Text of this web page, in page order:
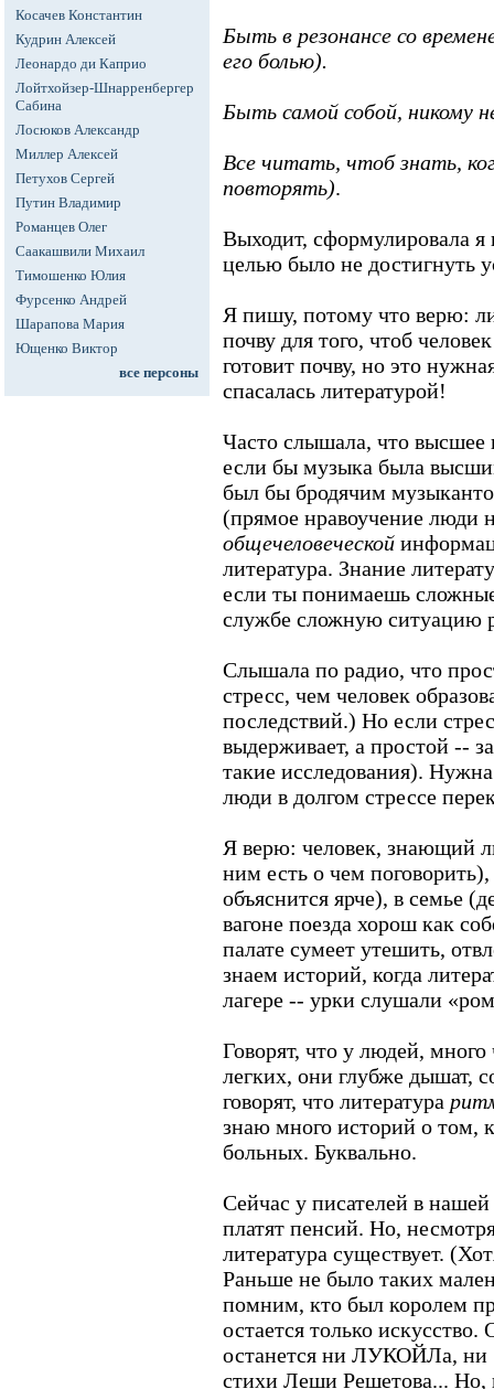
Косачев Константин
Кудрин Алексей
Леонардо ди Каприо
Лойтхойзер-Шнарренбергер
Сабина
Лосюков Александр
Миллер Алексей
Петухов Сергей
Путин Владимир
Романцев Олег
Саакашвили Михаил
Тимошенко Юлия
Фурсенко Андрей
Шарапова Мария
Ющенко Виктор
все персоны
Быть в резонансе со
его болью).
Быть самой собой, никому
Все читать, чтоб знать,
повторять).
Выходит, сформулировала я
целью было не достигнуть
Я пишу, потому что верю:
почву для того, чтоб
готовит почву, но это
спасалась литературой!
Часто слышала, что высшее
если бы музыка была
был бы бродячим
(прямое нравоучение люди
общечеловеческой
литература. Знание
если ты понимаешь
службе сложную ситуацию
Слышала по радио, что
стресс, чем человек
последствий.) Но если
выдерживает, а простой --
такие исследования).
люди в долгом стрессе
Я верю: человек, знающий
ним есть о чем
объяснится ярче), в семье
вагоне поезда хорош как
палате сумеет утешить,
знаем историй, когда
лагере -- урки слушали
Говорят, что у людей,
легких, они глубже дышат,
говорят, что литература
знаю много историй о том,
больных. Буквально.
Сейчас у писателей в
платят пенсий. Но,
литература существует.
Раньше не было таких
помним, кто был королем
остается только
останется ни ЛУКОЙЛа, ни
стихи Леши Решетова... Но,